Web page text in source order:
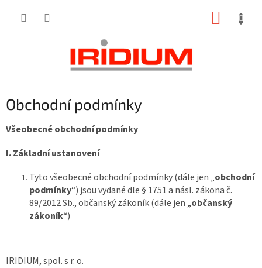
Obchodní podmínky
Všeobecné obchodní podmínky
I.Základní ustanovení
Tyto všeobecné obchodní podmínky (dále jen „obchodní
podmínky“) jsou vydané dle § 1751 a násl. zákona č.
89/2012 Sb., občanský zákoník (dále jen „občanský
zákoník“)
IRIDIUM, spol. s r. o.